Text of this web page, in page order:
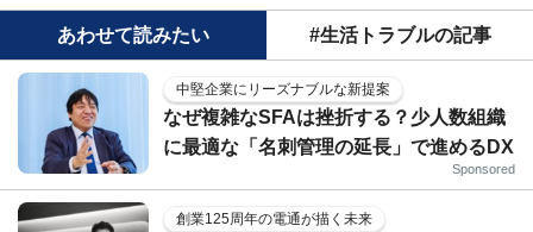
あわせて読みたい #生活トラブルの記事
中堅企業にリーズナブルな新提案
なぜ複雑なSFAは挫折する？少人数組織
に最適な「名刺管理の延長」で進めるDX
Sponsored
創業125周年の電通が描く未来